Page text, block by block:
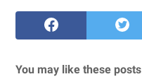
You may like these posts